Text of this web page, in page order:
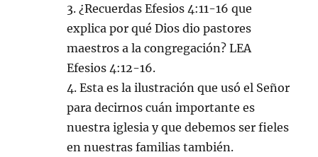
3. ¿Recuerdas Efesios 4:11-16 que
explica por qué Dios dio pastores
maestros a la congregación? LEA
Efesios 4:12-16.
4. Esta es la ilustración que usó el Señor
para decirnos cuán importante es
nuestra iglesia y que debemos ser fieles
en nuestras familias también.